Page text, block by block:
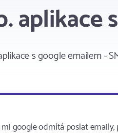
aplikace
s google emailem -
google odmítá poslat